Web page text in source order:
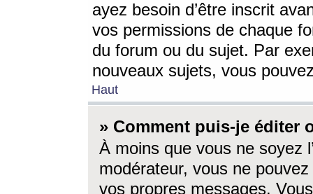
ayez besoin d’être inscrit
vos permissions de chaque
du forum ou du sujet. Par
nouveaux sujets, vous
Haut
» Comment puis-je éditer
À moins que vous ne soyez
modérateur, vous ne
vos propres messages.